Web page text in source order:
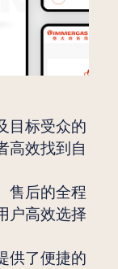
目标受众的
高效找到自
售后的全程
户高效选择
供了便捷的